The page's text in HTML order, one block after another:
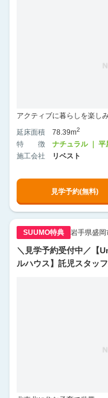
アクティブに暮らしを楽し
延床面積
78.39m2
特徴
ナチュラル ｜ 平
施工会社
リベスト
見学予約(無料)
SUUMO特典 岩手県盛岡
＼見学予約受付中／【
ルハウス】託児スタッ